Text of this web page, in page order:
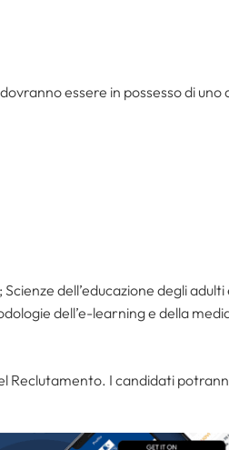
essere in possesso di uno
dell’educazione degli adulti
dell’e-learning e della
Reclutamento. I candidati